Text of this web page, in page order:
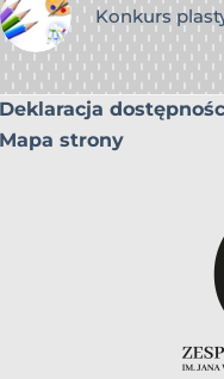
Konkurs
Deklaracja
Mapa strony